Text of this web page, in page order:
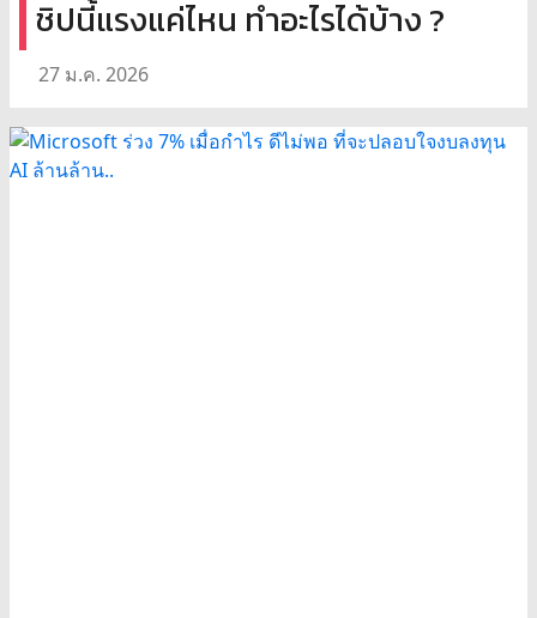
ชิปนี้แรงแค่ไหน ทำอะไรได้บ้าง ?
27 ม.ค. 2026